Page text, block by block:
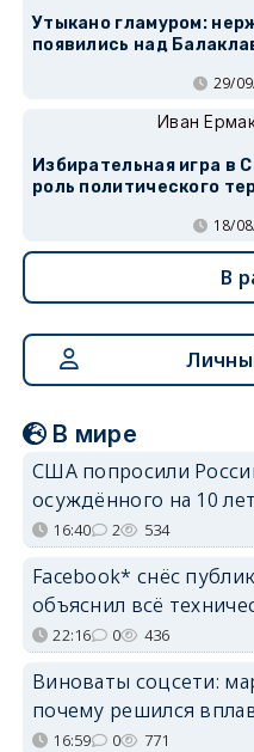
Утыкано гламуром:
появились над
29/
Иван
Избирательная игра в
роль политического
18/
В
В мире
США попросили
осуждённого на 10
16:40 2 534
Facebook* снёс
объяснил всё
22:16 0 436
Виноваты соцсети:
почему решился
16:59 0 771